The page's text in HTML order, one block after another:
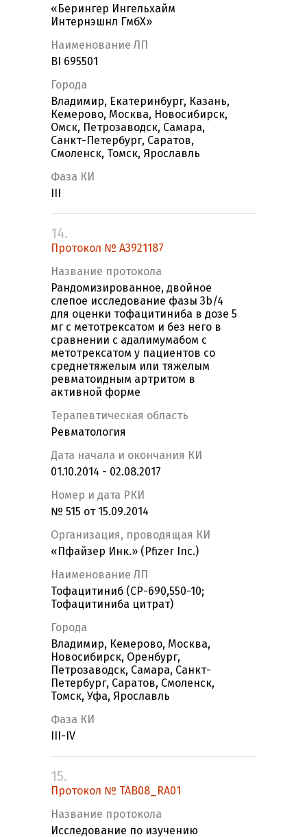
«Берингер Ингельхайм
Интернэшнл ГмбХ»
Наименование ЛП
BI 695501
Города
Владимир, Екатеринбург, Казань,
Кемерово, Москва, Новосибирск,
Омск, Петрозаводск, Самара,
Санкт-Петербург, Саратов,
Смоленск, Томск, Ярославль
Фаза КИ
14.
Протокол № A3921187
Название протокола
Рандомизированное, двойное
слепое исследование фазы 3b/4
для оценки тофацитиниба в дозе 5
мг с метотрексатом и без него в
сравнении с адалимумабом с
метотрексатом у пациентов со
среднетяжелым или тяжелым
ревматоидным артритом в
активной форме
Терапевтическая область
Ревматология
Дата начала и окончания КИ
01.10.2014 - 02.08.2017
Номер и дата РКИ
№ 515 от 15.09.2014
Организация, проводящая КИ
«Пфайзер Инк.» (Pfizer Inc.)
Наименование ЛП
Тофацитиниб (CP-690,550-10;
Тофацитиниба цитрат)
Города
Владимир, Кемерово, Москва,
Новосибирск, Оренбург,
Петрозаводск, Самара, Санкт-
Петербург, Саратов, Смоленск,
Томск, Уфа, Ярославль
Фаза КИ
III-IV
15.
Протокол № TAB08_RA01
Название протокола
Исследование по изучению